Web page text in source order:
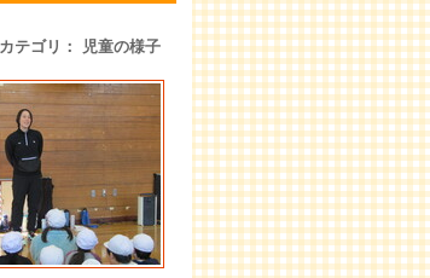
カテゴリ： 児童の様子